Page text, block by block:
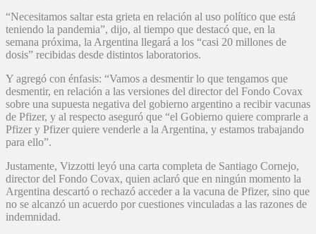
“Necesitamos saltar esta grieta en relación al uso político que está
teniendo la pandemia”, dijo, al tiempo que destacó que, en la
semana próxima, la Argentina llegará a los “casi 20 millones de
dosis” recibidas desde distintos laboratorios.
Y agregó con énfasis: “Vamos a desmentir lo que tengamos que
desmentir, en relación a las versiones del director del Fondo Covax
sobre una supuesta negativa del gobierno argentino a recibir vacunas
de Pfizer, y al respecto aseguró que “el Gobierno quiere comprarle a
Pfizer y Pfizer quiere venderle a la Argentina, y estamos trabajando
para ello”.
Justamente, Vizzotti leyó una carta completa de Santiago Cornejo,
director del Fondo Covax, quien aclaró que en ningún momento la
Argentina descartó o rechazó acceder a la vacuna de Pfizer, sino que
no se alcanzó un acuerdo por cuestiones vinculadas a las razones de
indemnidad.